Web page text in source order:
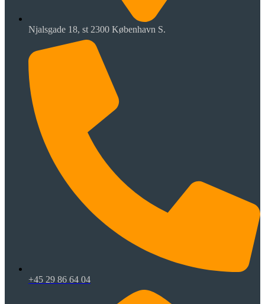
Njalsgade 18, st 2300 København S.
+45 29 86 64 04